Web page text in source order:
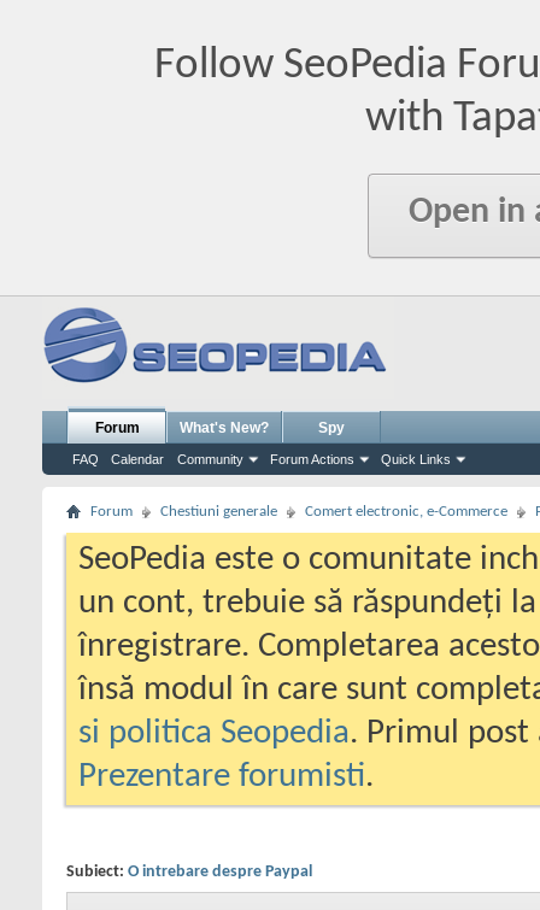
Follow SeoPedia
with
Open in
Forum
FAQ Calendar Community Forum Actions Quick Links
What's New? Spy
Forum Chestiuni generale Comert electronic, e-Commerce
SeoPedia este o comunitate
un cont, trebuie să răspundeți
înregistrare. Completarea
însă modul în care sunt
si politica Seopedia. Primul
Prezentare forumisti.
Subiect: O intrebare despre Paypal